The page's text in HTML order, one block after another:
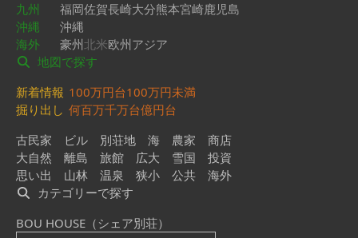
九州
福岡佐賀長崎大分熊本宮崎鹿児島
沖縄
沖縄
海外
豪州北米欧州アジア
地図で探す
新着情報 100万円台100万円未満
掘り出し 何百万千万台億円台
古民家
ビル 別荘地 海 農家
商店
大自然
離島 旅館 広大 雪国
投資
思い出
山林 温泉 狭小 公共
海外
カテゴリーで探す
BOU HOUSE（シェア別荘）